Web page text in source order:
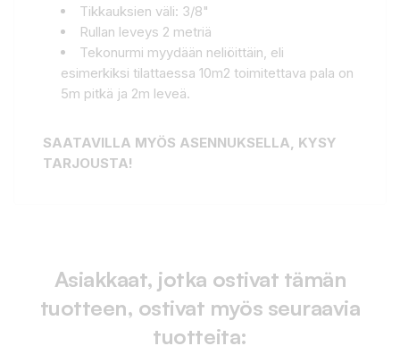
Tikkauksien väli: 3/8"
Rullan leveys 2 metriä
Tekonurmi myydään neliöittäin, eli
esimerkiksi tilattaessa 10m2 toimitettava pala on
5m pitkä ja 2m leveä.
SAATAVILLA MYÖS ASENNUKSELLA, KYSY
TARJOUSTA!
Asiakkaat, jotka ostivat tämän
tuotteen, ostivat myös seuraavia
tuotteita: